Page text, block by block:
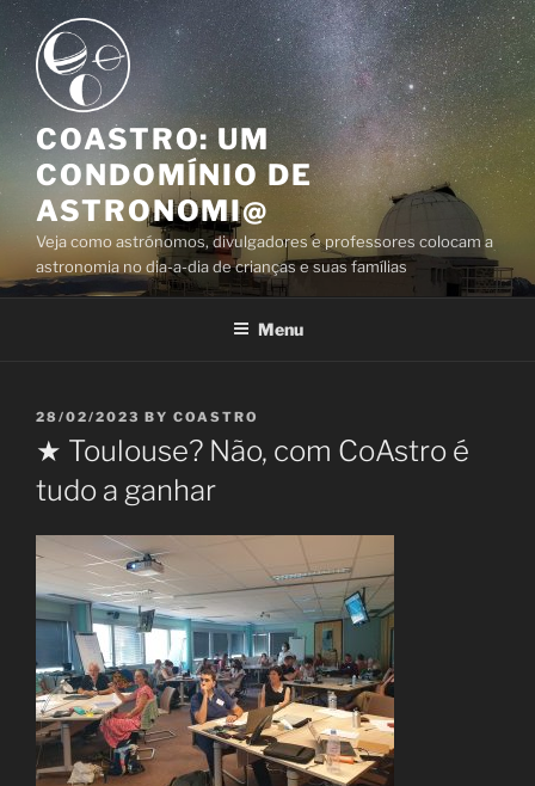
Skip
content
COASTRO: UM
CONDOMÍNIO DE
ASTRONOMI@
Veja como astrónomos, divulgadores e professores colocam a
astronomia no dia-a-dia de crianças e suas famílias
Menu
POSTED
ON
28/02/2023 BY COASTRO
★ Toulouse? Não, com CoAstro é
tudo a ganhar